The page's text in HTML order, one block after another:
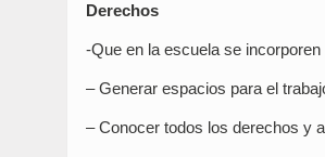
Derechos
-Que en la escuela se
– Generar espacios para el
– Conocer todos los derechos y